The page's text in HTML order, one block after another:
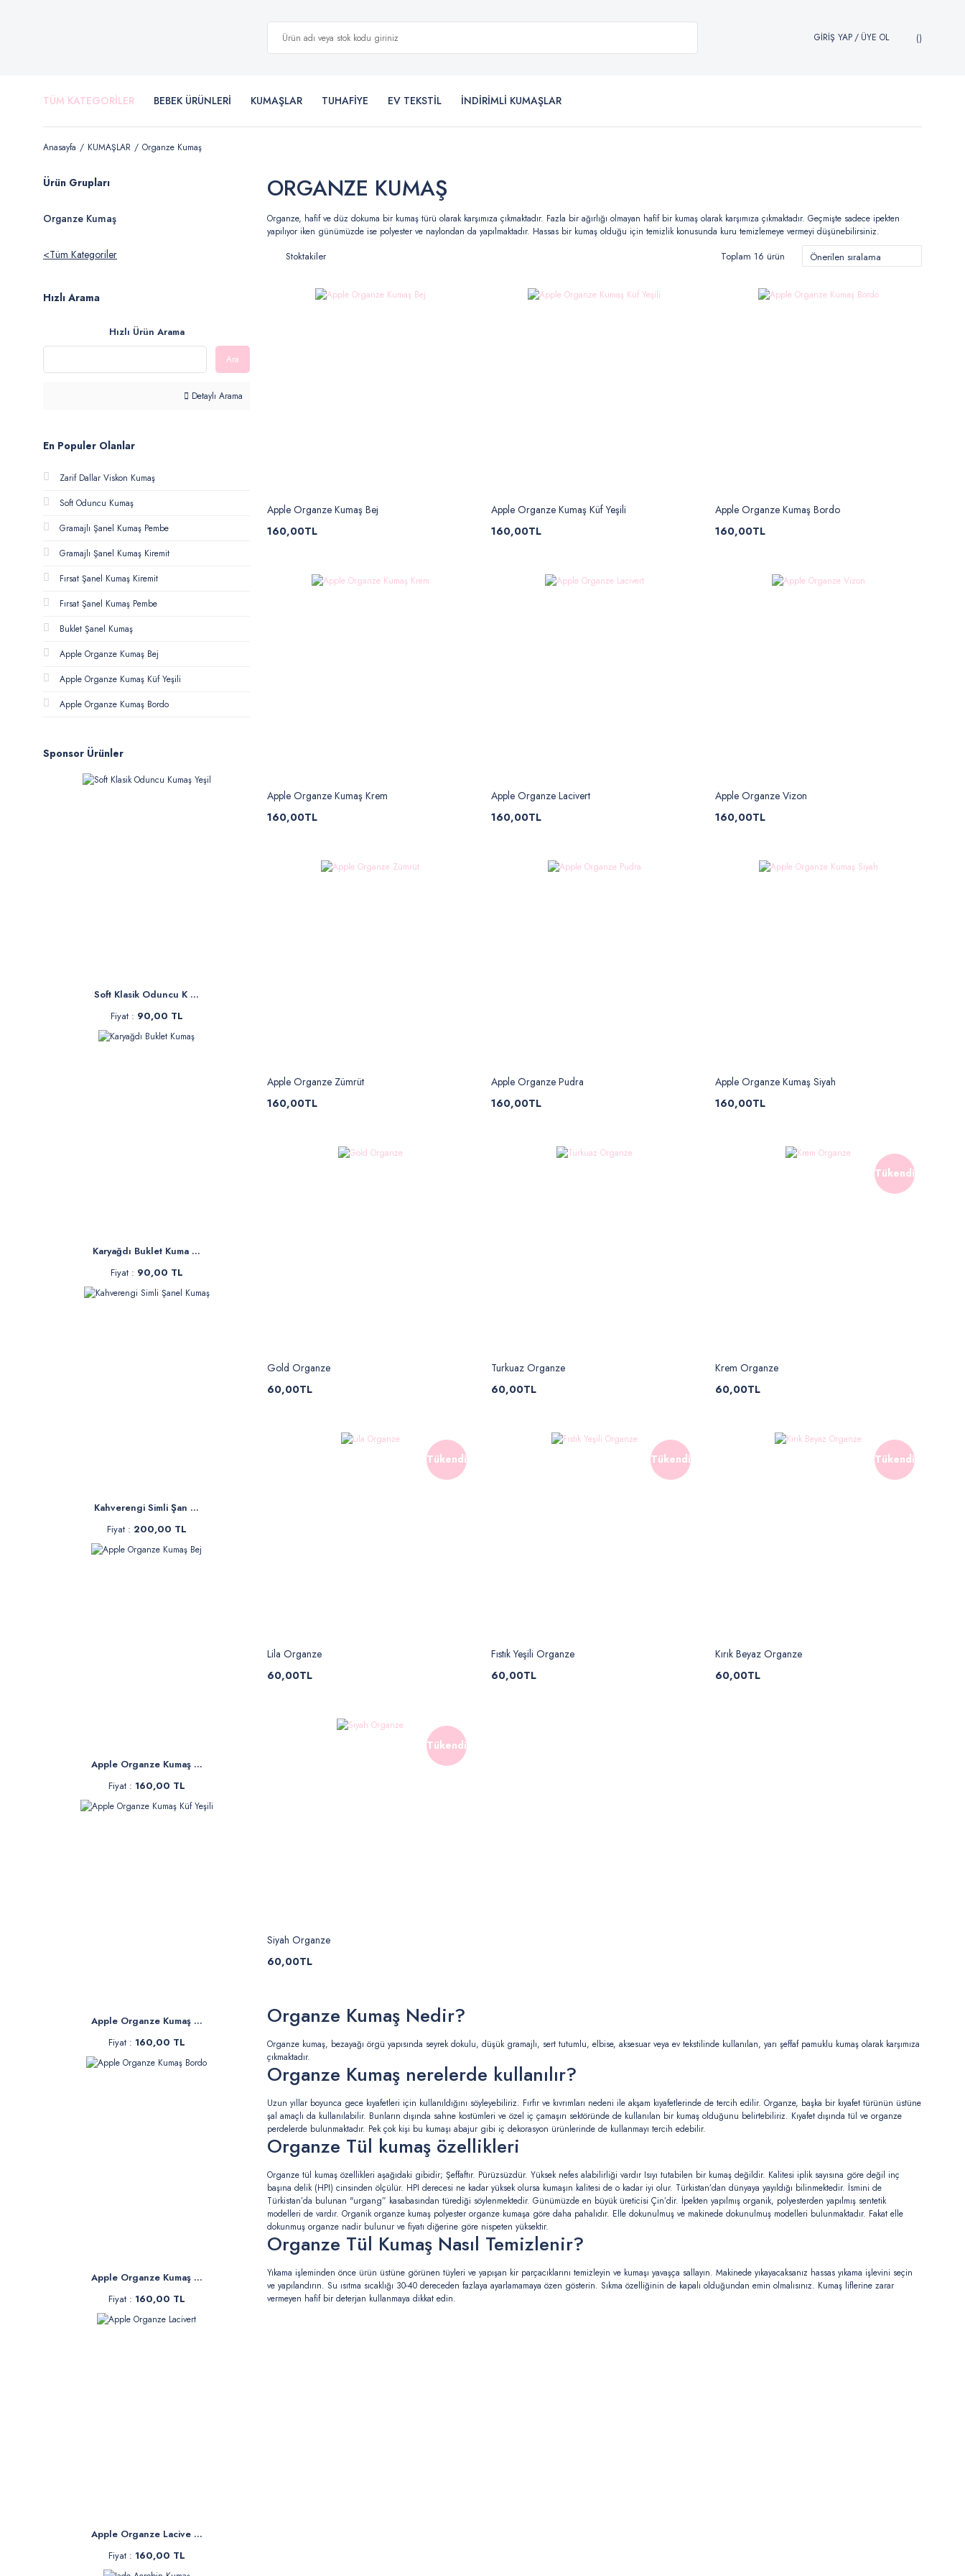
GİRİŞ YAP/ ÜYE OL
TÜM KATEGORİLER BEBEK ÜRÜNLERİ KUMAŞLAR TUHAFİYE EV TEKSTİL İNDİRİMLİ KUMAŞLAR
Anasayfa KUMAŞLAR Organze Kumaş
Ürün Grupları
Organze Kumaş
Tüm Kategoriler
Hızlı Arama
Hızlı Ürün Arama
Ara
Detaylı Arama
En Populer Olanlar
Zarif Dallar Viskon Kumaş
Soft Oduncu Kumaş
Gramajlı Şanel Kumaş Pembe
Gramajlı Şanel Kumaş Kiremit
Fırsat Şanel Kumaş Kiremit
Fırsat Şanel Kumaş Pembe
Buklet Şanel Kumaş
Apple Organze Kumaş Bej
Apple Organze Kumaş Küf Yeşili
Apple Organze Kumaş Bordo
Sponsor Ürünler
Soft Klasik Oduncu K ...
Fiyat : 90,00 TL
Karyağdı Buklet Kuma ...
Fiyat : 90,00 TL
Kahverengi Simli Şan ...
Fiyat : 200,00 TL
Apple Organze Kumaş ...
Fiyat : 160,00 TL
Apple Organze Kumaş ...
Fiyat : 160,00 TL
Apple Organze Kumaş ...
Fiyat : 160,00 TL
Apple Organze Lacive ...
Fiyat : 160,00 TL
ORGANZE KUMAŞ
Organze, hafif ve düz dokuma bir kumaş türü olarak karşımıza çıkmaktadır. Fazla bir ağırlığı olmayan hafif bir kumaş olarak karşımıza çıkmaktadır. Geçmişte sadece ipekten
yapılıyor iken günümüzde ise polyester ve naylondan da yapılmaktadır. Hassas bir kumaş olduğu için temizlik konusunda kuru temizlemeye vermeyi düşünebilirsiniz.
Stoktakiler Toplam 16 ürün
Apple Organze Kumaş Bej
160,00TL
Apple Organze Kumaş Küf Yeşili
160,00TL
Apple Organze Kumaş Bordo
160,00TL
Apple Organze Kumaş Krem
160,00TL
Apple Organze Lacivert
160,00TL
Apple Organze Vizon
160,00TL
Apple Organze Zümrüt
160,00TL
Apple Organze Pudra
160,00TL
Apple Organze Kumaş Siyah
160,00TL
Gold Organze
60,00TL
Turkuaz Organze
60,00TL
Tükendi
Krem Organze
60,00TL
Tükendi
Lila Organze
60,00TL
Tükendi
Fıstık Yeşili Organze
60,00TL
Tükendi
Kırık Beyaz Organze
60,00TL
Tükendi
Siyah Organze
60,00TL
Organze Kumaş Nedir?
Organze kumaş, bezayağı örgü yapısında seyrek dokulu, düşük gramajlı, sert tutumlu, elbise, aksesuar veya ev tekstilinde kullanılan, yarı şeffaf pamuklu kumaş olarak karşımıza
çıkmaktadır.
Organze Kumaş nerelerde kullanılır?
Uzun yıllar boyunca gece kıyafetleri için kullanıldığını söyleyebiliriz. Fırfır ve kıvrımları nedeni ile akşam kıyafetlerinde de tercih edilir. Organze, başka bir kıyafet türünün üstüne
şal amaçlı da kullanılabilir. Bunların dışında sahne kostümleri ve özel iç çamaşırı sektöründe de kullanılan bir kumaş olduğunu belirtebiliriz. Kıyafet dışında tül ve organze
perdelerde bulunmaktadır. Pek çok kişi bu kumaşı abajur gibi iç dekorasyon ürünlerinde de kullanmayı tercih edebilir.
Organze Tül kumaş özellikleri
Organze tül kumaş özellikleri aşağıdaki gibidir; Şeffaftır. Pürüzsüzdür. Yüksek nefes alabilirliği vardır Isıyı tutabilen bir kumaş değildir. Kalitesi iplik sayısına göre değil inç
başına delik (HPI) cinsinden ölçülür. HPI derecesi ne kadar yüksek olursa kumaşın kalitesi de o kadar iyi olur. Türkistan’dan dünyaya yayıldığı bilinmektedir. İsmini de
Türkistan’da bulunan "urgang” kasabasından türediği söylenmektedir. Günümüzde en büyük üreticisi Çin’dir. İpekten yapılmış organik, polyesterden yapılmış sentetik
modelleri de vardır. Organik organze kumaş polyester organze kumaşa göre daha pahalıdır. Elle dokunulmuş ve makinede dokunulmuş modelleri bulunmaktadır. Fakat elle
dokunmuş organze nadir bulunur ve fiyatı diğerine göre nispeten yüksektir.
Organze Tül Kumaş Nasıl Temizlenir?
Yıkama işleminden önce ürün üstüne görünen tüyleri ve yapışan kir parçacıklarını temizleyin ve kumaşı yavaşça sallayın. Makinede yıkayacaksanız hassas yıkama işlevini seçin
ve yapılandırın. Su ısıtma sıcaklığı 30-40 dereceden fazlaya ayarlamamaya özen gösterin. Sıkma özelliğinin de kapalı olduğundan emin olmalısınız. Kumaş liflerine zarar
vermeyen hafif bir deterjan kullanmaya dikkat edin.